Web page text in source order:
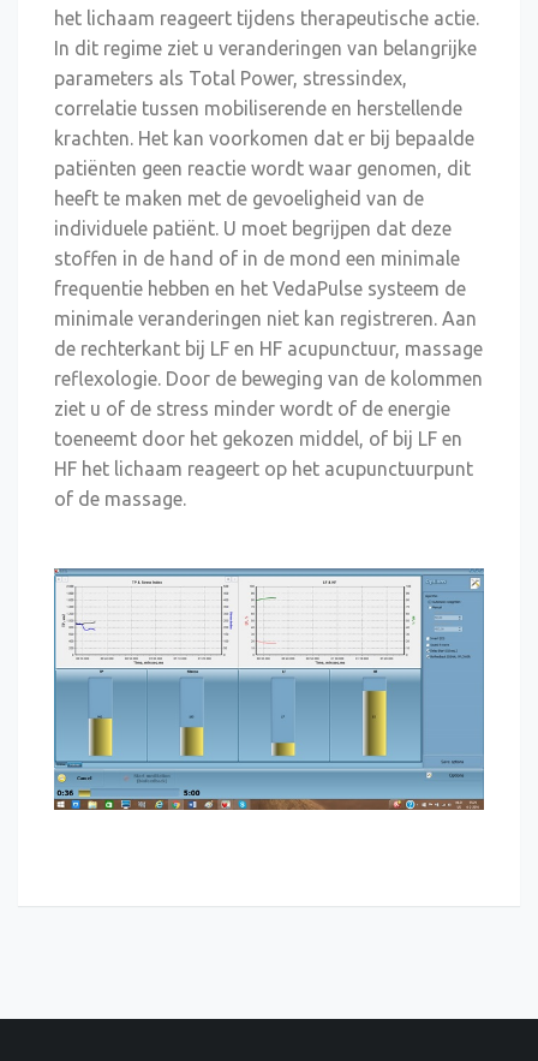
het lichaam reageert tijdens therapeutische actie.
In dit regime ziet u veranderingen van belangrijke
parameters als Total Power, stressindex,
correlatie tussen mobiliserende en herstellende
krachten. Het kan voorkomen dat er bij bepaalde
patiënten geen reactie wordt waar genomen, dit
heeft te maken met de gevoeligheid van de
individuele patiënt. U moet begrijpen dat deze
stoffen in de hand of in de mond een minimale
frequentie hebben en het VedaPulse systeem de
minimale veranderingen niet kan registreren. Aan
de rechterkant bij LF en HF acupunctuur, massage
reflexologie. Door de beweging van de kolommen
ziet u of de stress minder wordt of de energie
toeneemt door het gekozen middel, of bij LF en
HF het lichaam reageert op het acupunctuurpunt
of de massage.